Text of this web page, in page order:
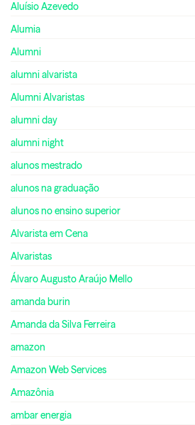
Aluísio Azevedo
Alumia
Alumni
alumni alvarista
Alumni Alvaristas
alumni day
alumni night
alunos mestrado
alunos na graduação
alunos no ensino superior
Alvarista em Cena
Alvaristas
Álvaro Augusto Araújo Mello
amanda burin
Amanda da Silva Ferreira
amazon
Amazon Web Services
Amazônia
ambar energia